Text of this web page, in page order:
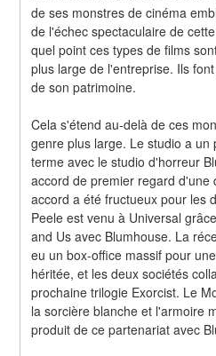
de ses monstres de cinéma
de l'échec spectaculaire de
quel point ces types de films
plus large de l'entreprise. Ils
de son patrimoine.
Cela s'étend au-delà de ces
genre plus large. Le studio a un
terme avec le studio d'horreur
accord de premier regard d'une
accord a été fructueux pour les
Peele est venu à Universal
and Us avec Blumhouse. La
eu un box-office massif pour
héritée, et les deux sociétés
prochaine trilogie Exorcist. Le
la sorcière blanche et l'armoire
produit de ce partenariat avec